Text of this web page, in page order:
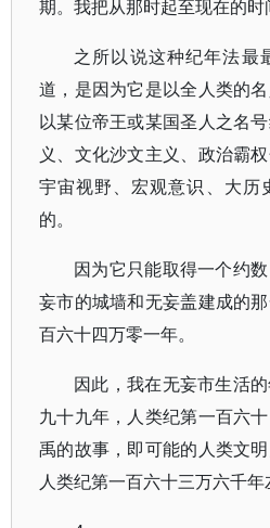
期。我把从那时起至现在的时
之所以说这种纪年法最
道，是因为它是以全人类的
以某位帝王或某国圣人之名
义、文化沙文主义、政治霸
宇宙视野、宏观意识、大历
的。
因为它只能取得一个约
妄市的城墙和无妄盖建成的
百六十四万零一年。
因此，我在无妄市生活
九十九年，人类纪第一百六
禹的故事，即可能的人类文
人类纪第一百六十三万六千年